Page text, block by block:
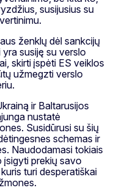
susijusius su
ženklų dėl sankcijų
susiję su verslo
skirti įspėti ES veiklos
užmegzti verslo
ir Baltarusijos
nustatė
Susidūrusi su šių
schemas ir
Naudodamasi tokiais
įsigyti prekių savo
turi desperatiškai